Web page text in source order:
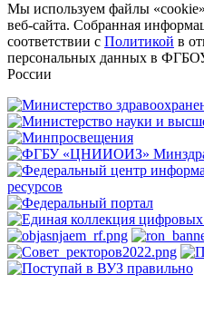
Мы используем файлы
веб-сайта. Собранная
соответствии с Политикой в
персональных данных в
России